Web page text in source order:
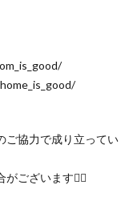
ご協力で成り立ってい
ございます🙇‍♀️